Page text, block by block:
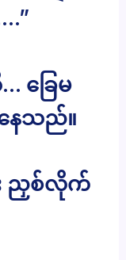
ခြေမ
ေသည်။
း ညှစ်လိုက်